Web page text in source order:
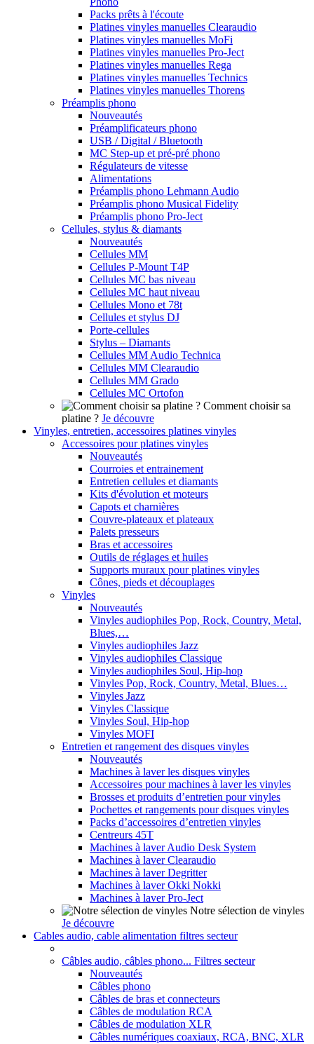
Packs prêts à l'écoute
Platines vinyles manuelles Clearaudio
Platines vinyles manuelles MoFi
Platines vinyles manuelles Pro-Ject
Platines vinyles manuelles Rega
Platines vinyles manuelles Technics
Platines vinyles manuelles Thorens
Préamplis phono
Nouveautés
Préamplificateurs phono
USB / Digital / Bluetooth
MC Step-up et pré-pré phono
Régulateurs de vitesse
Alimentations
Préamplis phono Lehmann Audio
Préamplis phono Musical Fidelity
Préamplis phono Pro-Ject
Cellules, stylus & diamants
Nouveautés
Cellules MM
Cellules P-Mount T4P
Cellules MC bas niveau
Cellules MC haut niveau
Cellules Mono et 78t
Cellules et stylus DJ
Porte-cellules
Stylus – Diamants
Cellules MM Audio Technica
Cellules MM Clearaudio
Cellules MM Grado
Cellules MC Ortofon
Comment choisir sa
platine ? Je découvre
Vinyles, entretien, accessoires platines vinyles
Accessoires pour platines vinyles
Nouveautés
Courroies et entrainement
Entretien cellules et diamants
Kits d'évolution et moteurs
Capots et charnières
Couvre-plateaux et plateaux
Palets presseurs
Bras et accessoires
Outils de réglages et huiles
Supports muraux pour platines vinyles
Cônes, pieds et découplages
Vinyles
Nouveautés
Vinyles audiophiles Pop, Rock, Country, Metal,
Blues,…
Vinyles audiophiles Jazz
Vinyles audiophiles Classique
Vinyles audiophiles Soul, Hip-hop
Vinyles Pop, Rock, Country, Metal, Blues…
Vinyles Jazz
Vinyles Classique
Vinyles Soul, Hip-hop
Vinyles MOFI
Entretien et rangement des disques vinyles
Nouveautés
Machines à laver les disques vinyles
Accessoires pour machines à laver les vinyles
Brosses et produits d’entretien pour vinyles
Pochettes et rangements pour disques vinyles
Packs d’accessoires d’entretien vinyles
Centreurs 45T
Machines à laver Audio Desk System
Machines à laver Clearaudio
Machines à laver Degritter
Machines à laver Okki Nokki
Machines à laver Pro-Ject
Notre sélection de vinyles
Je découvre
Cables audio, cable alimentation filtres secteur
Câbles audio, câbles phono... Filtres secteur
Nouveautés
Câbles phono
Câbles de bras et connecteurs
Câbles de modulation RCA
Câbles de modulation XLR
Câbles numériques coaxiaux, RCA, BNC, XLR